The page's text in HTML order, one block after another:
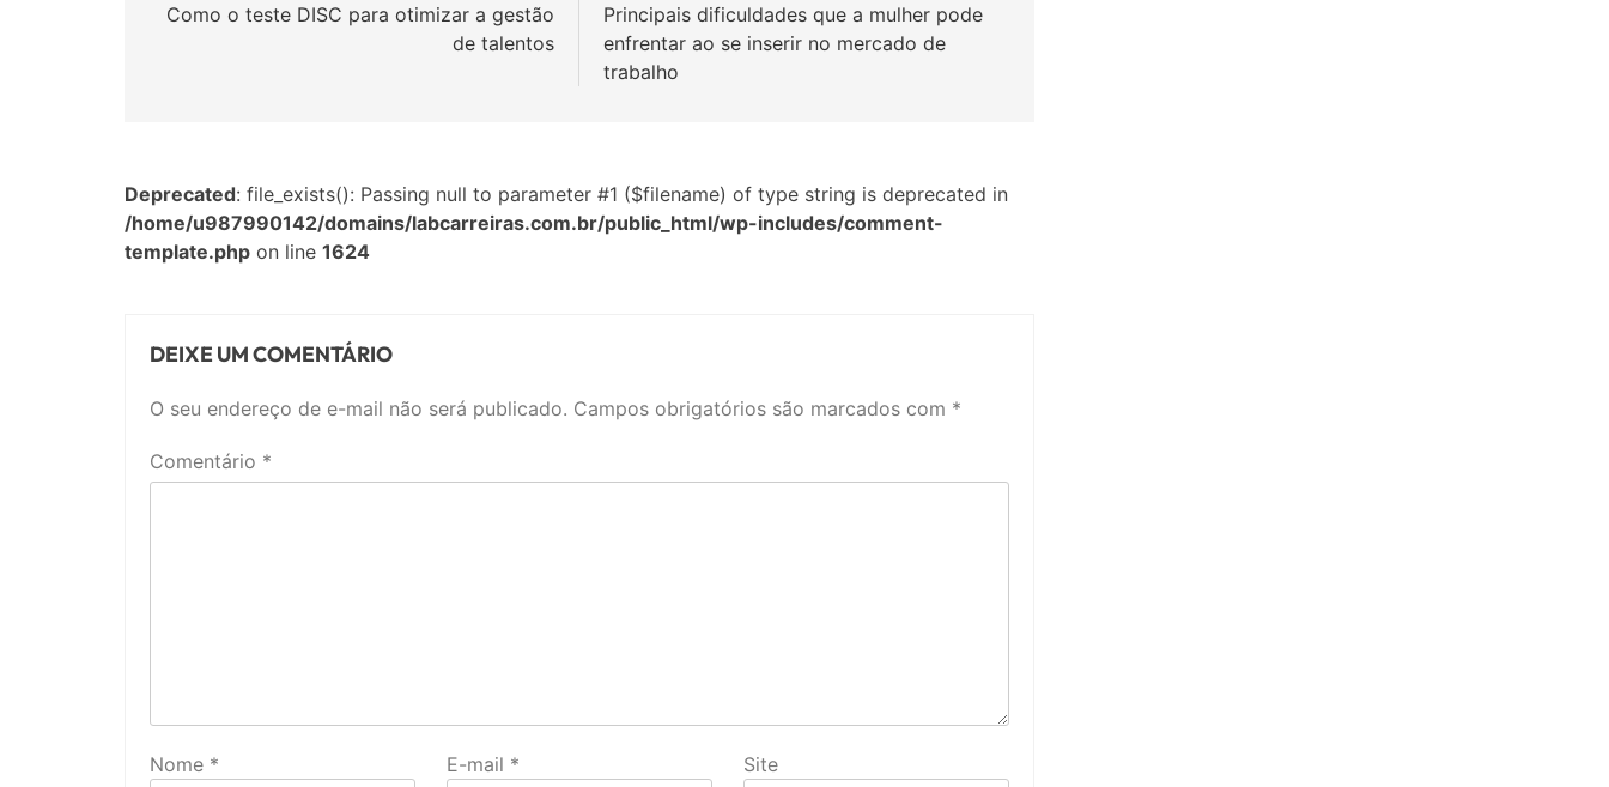
de
Como o teste DISC para otimizar a gestão
de talentos
Principais dificuldades que a mulher pode
enfrentar ao se inserir no mercado de
trabalho
Deprecated: file_exists(): Passing null to parameter #1 ($filename) of type string is deprecated in
/home/u987990142/domains/labcarreiras.com.br/public_html/wp-includes/comment-
template.php on line 1624
DEIXE UM COMENTÁRIO
O seu endereço de e-mail não será publicado. Campos obrigatórios são marcados com *
Comentário *
Nome * E-mail * Site